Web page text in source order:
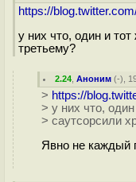
https://
у них что, один и
третьему?
2.24 ,Аноним (-),
> https://
> у них что,
> саутсорсили
Явно не каждый